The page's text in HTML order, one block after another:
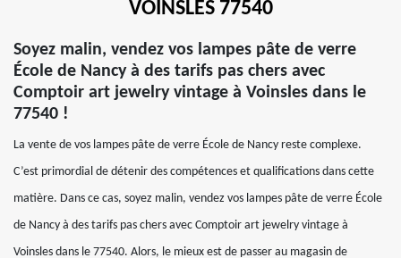
VOINSLES 77540
Soyez malin, vendez vos lampes pâte de verre
École de Nancy à des tarifs pas chers avec
Comptoir art jewelry vintage à Voinsles dans le
77540 !
La vente de vos lampes pâte de verre École de Nancy reste complexe.
C’est primordial de détenir des compétences et qualifications dans cette
matière. Dans ce cas, soyez malin, vendez vos lampes pâte de verre École
de Nancy à des tarifs pas chers avec Comptoir art jewelry vintage à
Voinsles dans le 77540. Alors, le mieux est de passer au magasin de